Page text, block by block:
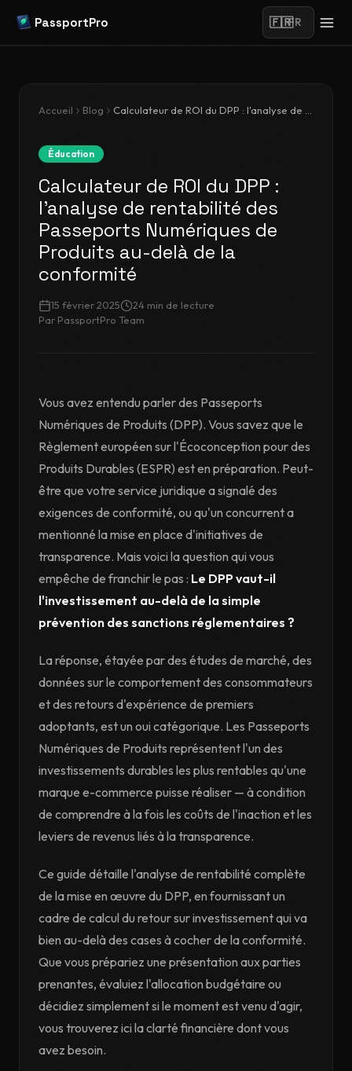
PassportPro 🇫🇷FR
Accueil Blog
Éducation
Calculateur de ROI du DPP :
l'analyse de rentabilité des
Passeports Numériques de
Produits au-delà de la
conformité
15 février 2025 24 min de lecture
Par PassportPro Team
Vous avez entendu parler des Passeports
Numériques de Produits (DPP). Vous savez que le
Règlement européen sur l'Écoconception pour des
Produits Durables (ESPR) est en préparation. Peut-
être que votre service juridique a signalé des
exigences de conformité, ou qu'un concurrent a
mentionné la mise en place d'initiatives de
transparence. Mais voici la question qui vous
empêche de franchir le pas : Le DPP vaut-il
l'investissement au-delà de la simple
prévention des sanctions réglementaires ?
La réponse, étayée par des études de marché, des
données sur le comportement des consommateurs
et des retours d'expérience de premiers
adoptants, est un oui catégorique. Les Passeports
Numériques de Produits représentent l'un des
investissements durables les plus rentables qu'une
marque e-commerce puisse réaliser — à condition
de comprendre à la fois les coûts de l'inaction et les
leviers de revenus liés à la transparence.
Ce guide détaille l'analyse de rentabilité complète
de la mise en œuvre du DPP, en fournissant un
cadre de calcul du retour sur investissement qui va
bien au-delà des cases à cocher de la conformité.
Que vous prépariez une présentation aux parties
prenantes, évaluiez l'allocation budgétaire ou
décidiez simplement si le moment est venu d'agir,
vous trouverez ici la clarté financière dont vous
avez besoin.